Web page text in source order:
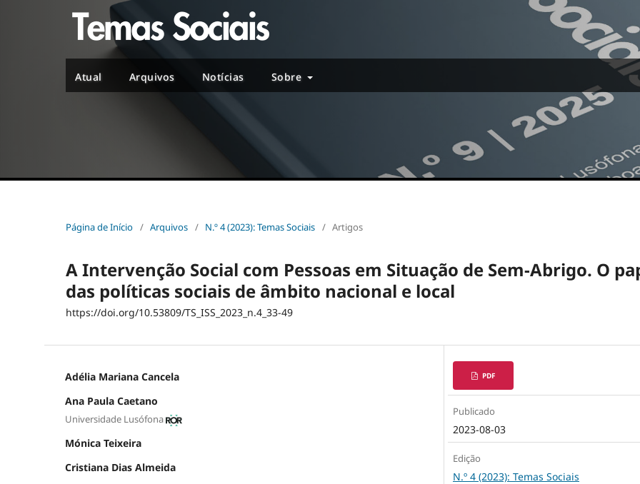
Atual Arquivos Notícias Sobre
Página de Início / Arquivos / N.º 4 (2023): Temas Sociais / Artigos
A Intervenção Social com Pessoas em Situação de Sem-Abrigo. O
das políticas sociais de âmbito nacional e local
https://doi.org/10.53809/TS_ISS_2023_n.4_33-49
Adélia Mariana Cancela
Ana Paula Caetano
Universidade Lusófona
Mónica Teixeira
Cristiana Dias Almeida
PDF
Publicado
2023-08-03
Edição
N.º 4 (2023): Temas Sociais